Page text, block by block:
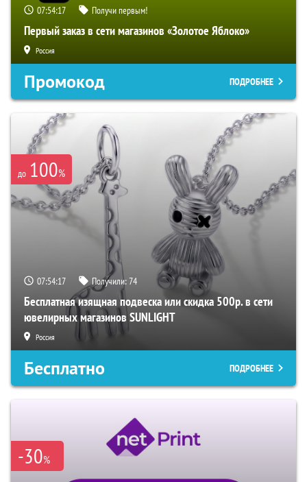
07:54:16 Получи первым!
Первый заказ в сети магазинов «Золотое Яблоко»
Россия
Промокод ПОДРОБНЕЕ
до 100%
07:54:16 Получили:74
Бесплатная изящная подвеска или скидка 500р. в сети
ювелирных магазинов SUNLIGHT
Россия
Бесплатно ПОДРОБНЕЕ
-30%